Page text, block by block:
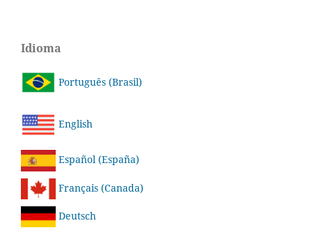
Idioma
Português (Brasil)
English
Español (España)
Français (Canada)
Deutsch